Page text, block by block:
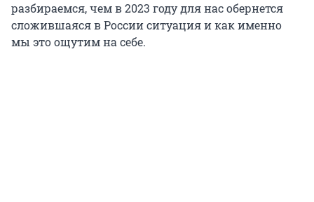
разбираемся, чем в 2023 году для нас обернется
сложившаяся в России ситуация и как именно
мы это ощутим на себе.